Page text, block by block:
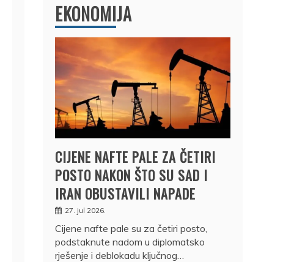
EKONOMIJA
CIJENE NAFTE PALE ZA ČETIRI
POSTO NAKON ŠTO SU SAD I
IRAN OBUSTAVILI NAPADE
27. jul 2026.
Cijene nafte pale su za četiri posto,
podstaknute nadom u diplomatsko
rješenje i deblokadu ključnog…